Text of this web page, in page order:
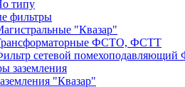
типу
фильтры
"Квазар"
ФСТО, ФСТТ
сетевой помехоподавляющий
заземления
"Квазар"